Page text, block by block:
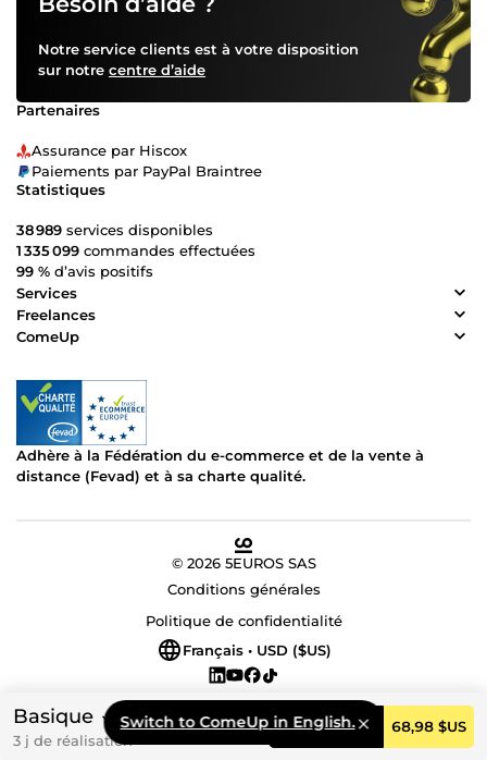
Basique
3 j de réalisation
Commander 68,98 $US
Switch to ComeUp in English.
Notre service clients est à votre disposition
sur notre centre d’aide
Partenaires
Assurance par Hiscox
Paiements par PayPal Braintree
Statistiques
38 989 services disponibles
1 335 099 commandes effectuées
99 % d’avis positifs
Services
Freelances
ComeUp
Adhère à la Fédération du e-commerce et de la vente à
distance (Fevad) et à sa charte qualité.
© 2026 5EUROS SAS
Conditions générales
Politique de confidentialité
Français • USD ($US)